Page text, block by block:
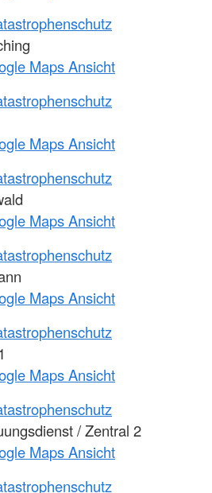
Maps Ansicht
Maps Ansicht
Maps Ansicht
Maps Ansicht
Maps Ansicht
/ Zentral 2
Maps Ansicht